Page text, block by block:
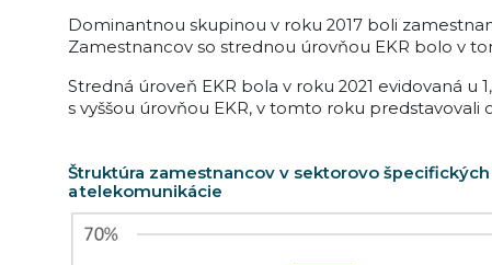
Dominantnou skupinou v roku 2017 boli
Zamestnancov so strednou úrovňou EKR bolo v
Stredná úroveň EKR bola v roku 2021 evidovaná
s vyššou úrovňou EKR, v tomto roku
Štruktúra zamestnancov v sektorovo
a telekomunikácie